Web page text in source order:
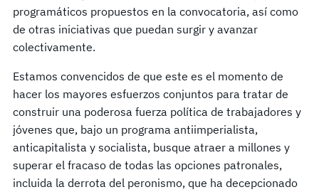
programáticos propuestos en la convocatoria, así como
de otras iniciativas que puedan surgir y avanzar
colectivamente.
Estamos convencidos de que este es el momento de
hacer los mayores esfuerzos conjuntos para tratar de
construir una poderosa fuerza política de trabajadores y
jóvenes que, bajo un programa antiimperialista,
anticapitalista y socialista, busque atraer a millones y
superar el fracaso de todas las opciones patronales,
incluida la derrota del peronismo, que ha decepcionado